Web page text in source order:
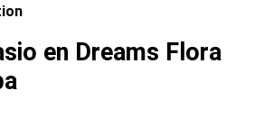
en Dreams Flora